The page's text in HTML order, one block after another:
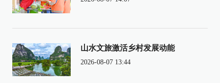
山水文旅激活乡村发展动能
2026-08-07 13:44